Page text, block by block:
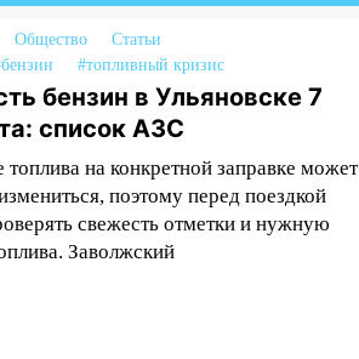
Где есть бензин в
7 августа: список
Заснул рядом с ребёнком
задушил его: суд
приговор
В Ленинском районе
Общество
Статьи
#топливный кризис
бензин в Ульяновске 7
список АЗС
топлива на конкретной заправке может
поэтому перед поездкой
свежесть отметки и нужную
Заволжский